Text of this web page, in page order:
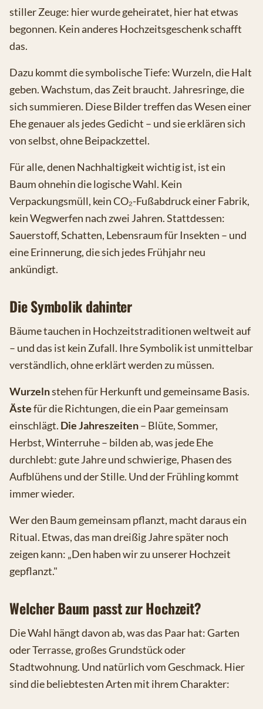
stiller Zeuge: hier wurde geheiratet, hier hat etwas
begonnen. Kein anderes Hochzeitsgeschenk schafft
das.
Dazu kommt die symbolische Tiefe: Wurzeln, die Halt
geben. Wachstum, das Zeit braucht. Jahresringe, die
sich summieren. Diese Bilder treffen das Wesen einer
Ehe genauer als jedes Gedicht – und sie erklären sich
von selbst, ohne Beipackzettel.
Für alle, denen Nachhaltigkeit wichtig ist, ist ein
Baum ohnehin die logische Wahl. Kein
Verpackungsmüll, kein CO₂-Fußabdruck einer Fabrik,
kein Wegwerfen nach zwei Jahren. Stattdessen:
Sauerstoff, Schatten, Lebensraum für Insekten – und
eine Erinnerung, die sich jedes Frühjahr neu
ankündigt.
Die Symbolik dahinter
Bäume tauchen in Hochzeitstraditionen weltweit auf
– und das ist kein Zufall. Ihre Symbolik ist unmittelbar
verständlich, ohne erklärt werden zu müssen.
Wurzelnstehen für Herkunft und gemeinsame Basis.
Ästefür die Richtungen, die ein Paar gemeinsam
einschlägt. Die Jahreszeiten– Blüte, Sommer,
Herbst, Winterruhe – bilden ab, was jede Ehe
durchlebt: gute Jahre und schwierige, Phasen des
Aufblühens und der Stille. Und der Frühling kommt
immer wieder.
Wer den Baum gemeinsam pflanzt, macht daraus ein
Ritual. Etwas, das man dreißig Jahre später noch
zeigen kann: „Den haben wir zu unserer Hochzeit
gepflanzt."
Welcher Baum passt zur Hochzeit?
Die Wahl hängt davon ab, was das Paar hat: Garten
oder Terrasse, großes Grundstück oder
Stadtwohnung. Und natürlich vom Geschmack. Hier
sind die beliebtesten Arten mit ihrem Charakter: